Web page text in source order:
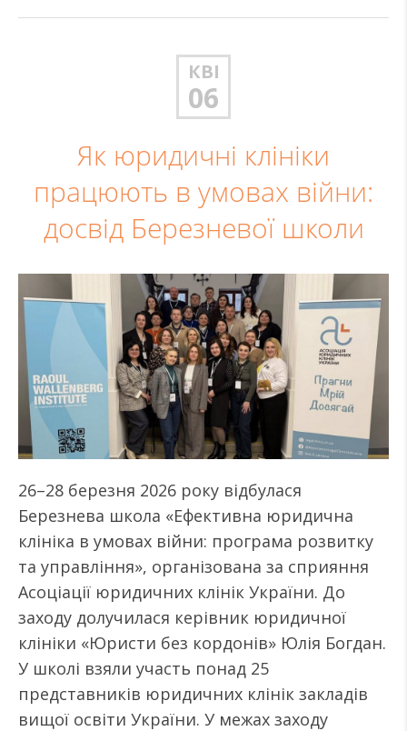
КВІ
06
Як юридичні клініки
працюють в умовах війни:
досвід Березневої школи
26–28 березня 2026 року відбулася
Березнева школа «Ефективна юридична
клініка в умовах війни: програма розвитку
та управління», організована за сприяння
Асоціації юридичних клінік України. До
заходу долучилася керівник юридичної
клініки «Юристи без кордонів» Юлія Богдан.
У школі взяли участь понад 25
представників юридичних клінік закладів
вищої освіти України. У межах заходу